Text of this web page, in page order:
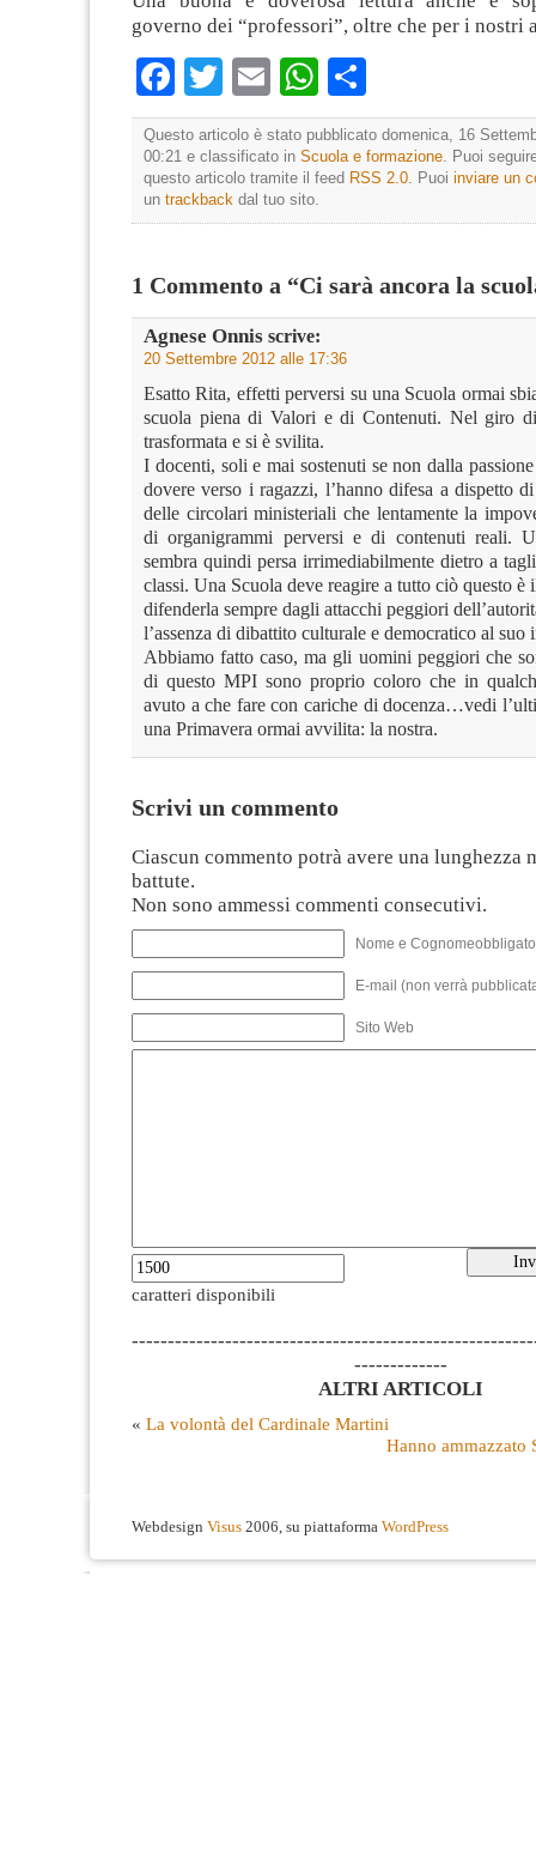
governo dei “professori”, oltre che per i nostri
Facebook
TwitterEmailWhatsApp
Questo articolo è stato pubblicato domenica, 16
00:21 e classificato in Scuola e formazione. Puoi
questo articolo tramite il feed RSS 2.0. Puoi inviare un
un trackback dal tuo sito.
1 Commento a “Ci sarà ancora la
Agnese Onnis scrive:
20 Settembre 2012 alle 17:36
Esatto Rita, effetti perversi su una Scuola ormai
scuola piena di Valori e di Contenuti. Nel giro
trasformata e si è svilita.
I docenti, soli e mai sostenuti se non dalla
dovere verso i ragazzi, l’hanno difesa a dispetto
delle circolari ministeriali che lentamente la
di organigrammi perversi e di contenuti reali.
sembra quindi persa irrimediabilmente dietro a
classi. Una Scuola deve reagire a tutto ciò questo è
difenderla sempre dagli attacchi peggiori
l’assenza di dibattito culturale e democratico al suo
Abbiamo fatto caso, ma gli uomini peggiori che
di questo MPI sono proprio coloro che in
avuto a che fare con cariche di docenza…vedi
una Primavera ormai avvilita: la nostra.
Scrivi un commento
Ciascun commento potrà avere una lunghezza
battute.
Non sono ammessi commenti consecutivi.
Nome e
E-mail (non verrà
Sito Web
caratteri disponibili
-------------
ALTRI ARTICOLI
« La volontà del Cardinale Martini
Hanno ammazzato
Webdesign Visus 2006, su piattaforma WordPress